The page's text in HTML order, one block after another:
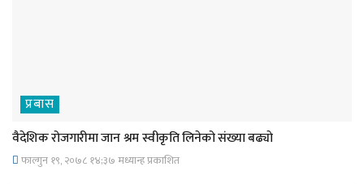
प्रबास
वैदेशिक रोजगारीमा जान श्रम स्वीकृति लिनेको संख्या बढ्याे
फाल्गुन १९, २०७८ १४;३७ मध्यान्ह प्रकाशित